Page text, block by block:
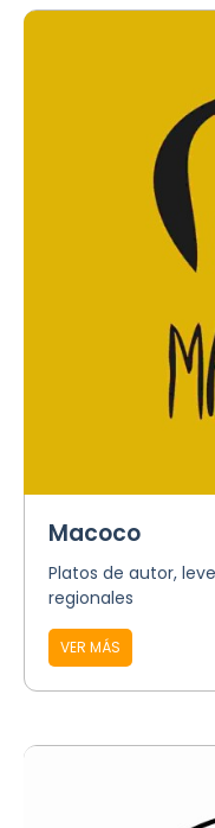
Macoco
Platos de autor,
regionales
VER MÁS